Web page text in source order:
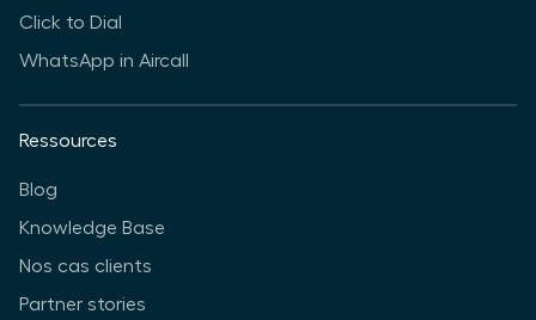
Click to Dial
WhatsApp in Aircall
Ressources
Blog
Knowledge Base
Nos cas clients
Partner stories